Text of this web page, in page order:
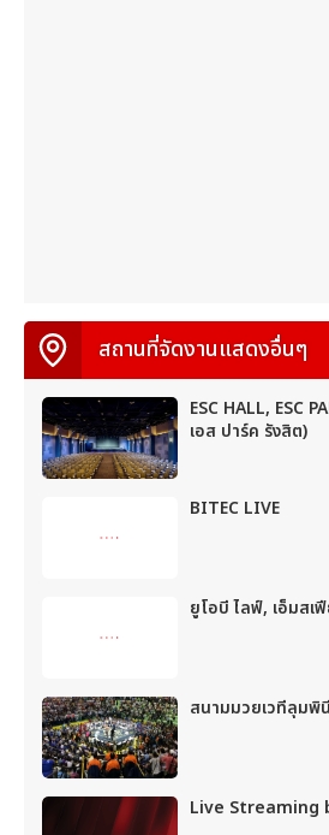
สถานที่จัดงานแสดงอื่นๆ
ESC HALL, ESC
เอส ปาร์ค รังสิต)
BITEC LIVE
ยูโอบี ไลฟ์, เอ็มสเ
สนามมวยเวทีลุมพิ
Live Streaming